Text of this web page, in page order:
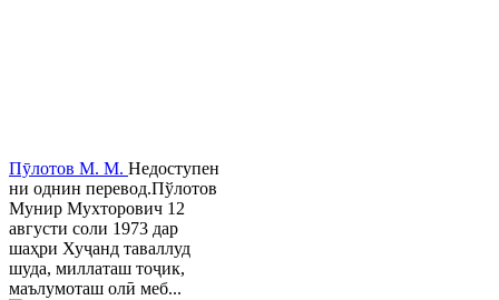
Пӯлотов М. М. Недоступен
ни однин перевод.Пўлотов
Мунир Мухторович 12
августи соли 1973 дар
шаҳри Хуҷанд таваллуд
шуда, миллаташ тоҷик,
маълумоташ олӣ меб...